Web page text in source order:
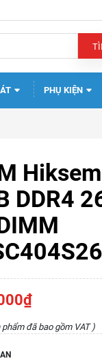
PHỤ KIỆN
DDR4
phẩm đã bao gồm VAT )